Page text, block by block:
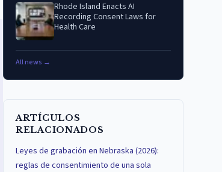
Rhode Island Enacts AI
Recording Consent Laws for
Health Care
All news →
ARTÍCULOS
RELACIONADOS
Leyes de grabación en Nebraska (2026):
reglas de consentimiento de una sola